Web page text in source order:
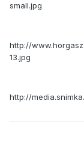
small.jpg
http://
13.jpg
http://